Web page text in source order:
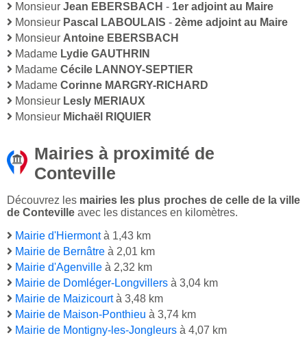
Monsieur Jean EBERSBACH - 1er adjoint au Maire
Monsieur Pascal LABOULAIS - 2ème adjoint au Maire
Monsieur Antoine EBERSBACH
Madame Lydie GAUTHRIN
Madame Cécile LANNOY-SEPTIER
Madame Corinne MARGRY-RICHARD
Monsieur Lesly MERIAUX
Monsieur Michaël RIQUIER
Mairies à proximité de
Conteville
Découvrez les mairies les plus proches de celle de la ville
de Conteville avec les distances en kilomètres.
Mairie d'Hiermontà 1,43 km
Mairie de Bernâtre à 2,01 km
Mairie d'Agenville à 2,32 km
Mairie de Domléger-Longvillers à 3,04 km
Mairie de Maizicourtà 3,48 km
Mairie de Maison-Ponthieu à 3,74 km
Mairie de Montigny-les-Jongleurs à 4,07 km